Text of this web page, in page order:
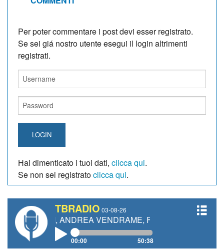
Per poter commentare i post devi esser registrato.
Se sei giá nostro utente esegui il login altrimenti
registrati.
LOGIN
Hai dimenticato i tuoi dati, clicca qui.
Se non sei registratoclicca qui.
TBRADIO 03-08-26
ANDREA VENDRAME, FILIPPO FIORELLI
00:00 50:38